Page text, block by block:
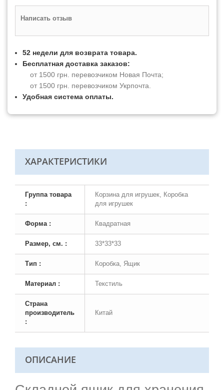
Написать отзыв
52 недели для возврата товара.
Бесплатная доставка заказов:
от 1500 грн. перевозчиком Новая Почта;
от 1500 грн. перевозчиком Укрпочта.
Удобная система оплаты.
ХАРАКТЕРИСТИКИ
Группа товара
:
Корзина для игрушек, Коробка
для игрушек
Форма : Квадратная
Размер, см. : 33*33*33
Тип : Коробка, Ящик
Материал : Текстиль
Страна
производитель
:
Китай
ОПИСАНИЕ